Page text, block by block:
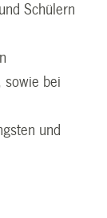
Schülern
sowie bei
und